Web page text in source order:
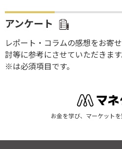
アンケート
レポート・コラムの感想をお寄
討等に参考にさせていただきます
※は必須項目です。
お金を学び、マーケット